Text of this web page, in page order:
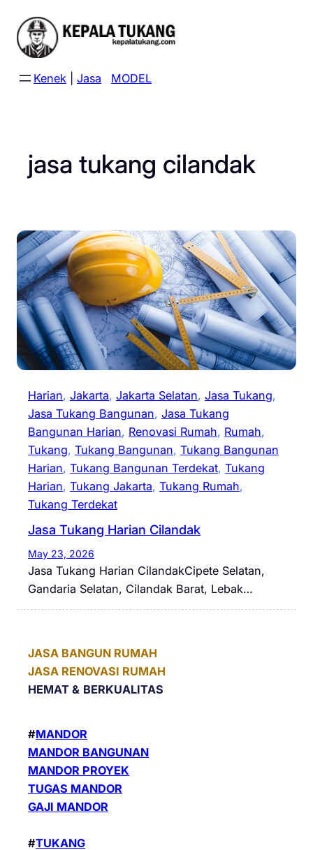
content
Kenek Jasa MODEL
jasa tukang cilandak
Harian, Jakarta, Jakarta Selatan, Jasa Tukang
Jasa Tukang Bangunan, Jasa Tukang
Bangunan Harian, Renovasi Rumah, Rumah
Tukang, Tukang Bangunan, Tukang Bangunan
Harian, Tukang Bangunan Terdekat, Tukang
Harian, Tukang Jakarta, Tukang Rumah
Tukang Terdekat
Jasa Tukang Harian Cilandak
May 23, 2026
Jasa Tukang Harian CilandakCipete Selatan,
Gandaria Selatan, Cilandak Barat, Lebak…
JASA BANGUN RUMAH
JASA RENOVASI RUMAH
HEMAT & BERKUALITAS
#MANDOR
MANDOR BANGUNAN
MANDOR PROYEK
TUGAS MANDOR
GAJI MANDOR
#TUKANG